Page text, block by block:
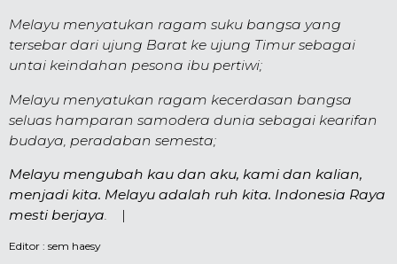
Melayu menyatukan ragam suku bangsa yang
tersebar dari ujung Barat ke ujung Timur sebagai
untai keindahan pesona ibu pertiwi;
Melayu menyatukan ragam kecerdasan bangsa
seluas hamparan samodera dunia sebagai kearifan
budaya, peradaban semesta;
Melayu mengubah kau dan aku, kami dan kalian,
menjadi kita. Melayu adalah ruh kita. Indonesia Raya
mesti berjaya. |
Editor : sem haesy